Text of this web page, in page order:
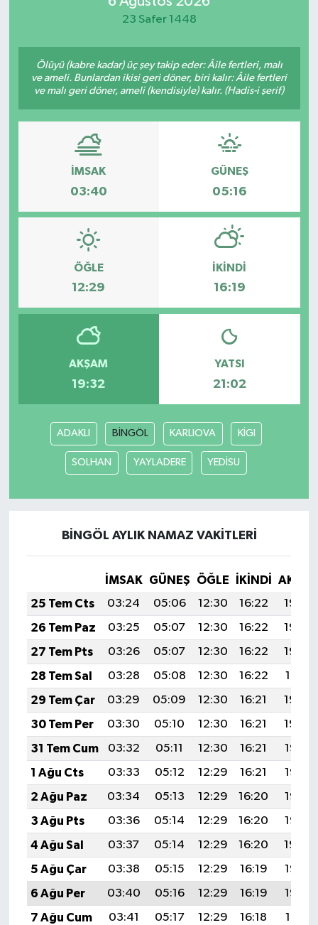
23 Safer 1448
Ölüyü (kabre kadar) üç şey takip eder: Âile fertleri, malı
ve ameli. Bunlardan ikisi geri döner, biri kalır: Âile fertleri
ve malı geri döner, ameli (kendisiyle) kalır. (Hadis-i şerif)
İMSAK
03:40
GÜNEŞ
05:16
ÖĞLE
12:29
İKINDI
16:19
AKŞAM
19:32
YATSI
21:02
ADAKLI BİNGÖL KARLIOVA KİGI
SOLHAN YAYLADERE YEDİSU
BİNGÖL AYLIK NAMAZ VAKITLERI
İMSAK GÜNEŞ ÖĞLE İKINDI
25 Tem Cts
03:24 05:06 12:30 16:22
19:43
26 Tem Paz
03:25 05:07 12:30 16:22
19:43
27 Tem Pts
03:26 05:07 12:30 16:22
19:42
28 Tem Sal
03:28 05:08 12:30 16:22
19:41
29 Tem Çar
03:29 05:09 12:30 16:21
19:40
30 Tem Per
03:30 05:10 12:30 16:21
19:39
31 Tem Cum
03:32 05:11 12:30 16:21
19:38
1 Ağu Cts
03:33 05:12 12:29 16:21
19:37
2 Ağu Paz
03:34 05:13 12:29 16:20
19:36
3 Ağu Pts
03:36 05:14 12:29 16:20
19:35
4 Ağu Sal
03:37 05:14 12:29 16:20
19:34
5 Ağu Çar
03:38 05:15 12:29 16:19
19:33
6 Ağu Per
03:40 05:16 12:29 16:19
19:32
7 Ağu Cum
03:41 05:17 12:29 16:18
19:31
Sağlık
Siyaset
Yaşam
İletişim